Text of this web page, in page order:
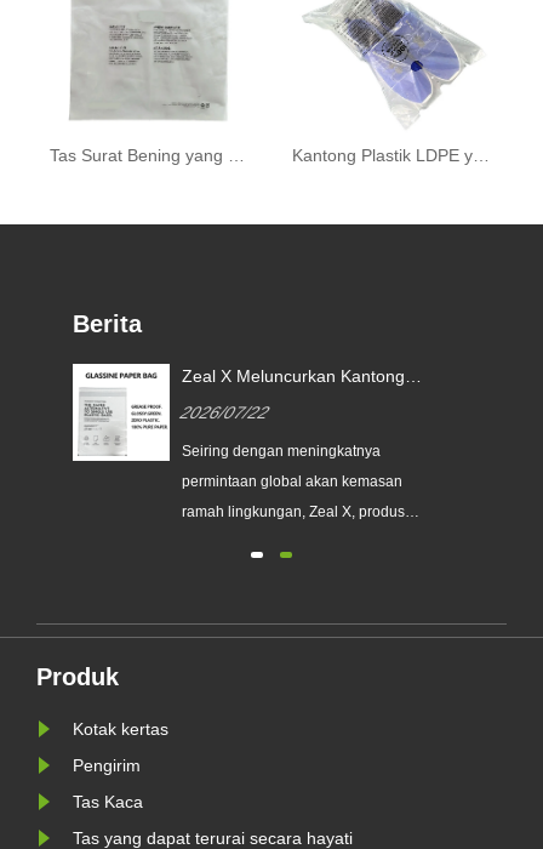
Berita
Zeal X Meluncurkan Kantong
Membantu Merek Global
Menggantikan Kemasan Plastik
Sekali Pakai
2026/07/22
Seiring dengan meningkatnya
permintaan global akan kemasan
ramah lingkungan, Zeal X, produsen
Produk
Kotak kertas
Pengirim
Tas Kaca
Tas yang dapat terurai secara hayati